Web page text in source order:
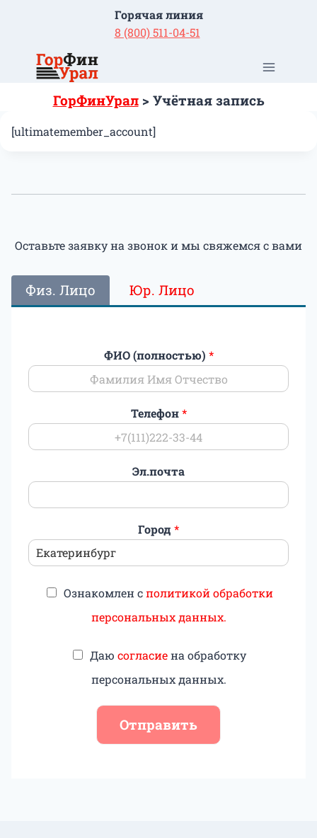
содержимому
Горячая линия
8 (800) 511-04-51
ГорФинУрал> Учётная запись
[ultimatemember_account]
Оставьте заявку на звонок и мы свяжемся с вами
Физ. Лицо Юр. Лицо
ФИО (полностью) *
Телефон*
Эл.почта
Город *
Ознакомлен сполитикой обработки
персональных данных.
Даю согласиена обработку
персональных данных.
Отправить